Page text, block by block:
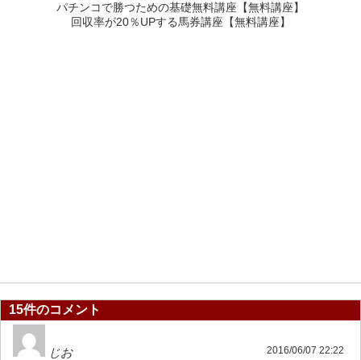
パチンコで勝つための基礎無料講座【無料講座】
回収率が20％UPする馬券講座【無料講座】
15件のコメント
じお 2016/06/07 22:22